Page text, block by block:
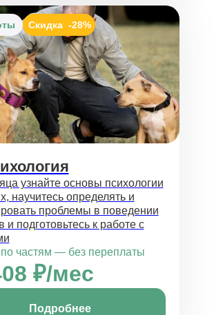
Скидка -28%
узнайте основы психологии
научитесь определять и
проблемы в поведении
и подготовьтесь к работе с
частям — без переплаты
₽/мес
Подробнее